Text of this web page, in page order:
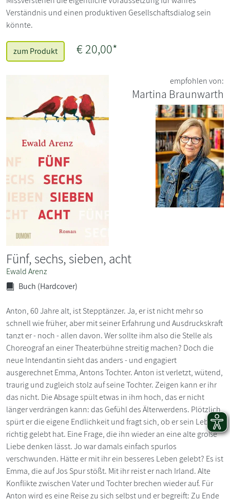
Verständnis und einen produktiven Gesellschaftsdialog sein
könnte.
zum Produkt € 20,00*
empfohlen von:
Martina Braunwarth
Fünf, sechs, sieben, acht
Ewald Arenz
Buch (Hardcover)
Anton, 60 Jahre alt, ist Stepptänzer. Ja, er ist nicht mehr so
schnell wie früher, aber mit seiner Erfahrung und Ausdruckskraft
tanzt er - noch - allen davon. Wer sollte ihm also die Stelle als
Choreograf an einer Theaterbühne streitig machen? Doch die
neue Intendantin sieht das anders - und engagiert
ausgerechnet Emma, Antons Tochter. Anton ist verletzt, wütend,
traurig und zugleich stolz auf seine Tochter. Zeigen kann er ihr
das nicht. Die Absage spült etwas in ihm hoch, das er nicht
länger verdrängen kann: das Gefühl des Älterwerdens. Plötzlich
spürt er die eigene Endlichkeit und fragt sich, ob er sein Leben
richtig gelebt hat. Eine Frage, die ihn wieder an eine alte große
Liebe denken lässt. Jo war damals einfach spurlos
verschwunden. Hätte er mit ihr ein besseres Leben gelebt? Es ist
Emma, die auf Jos Spur stößt. Mit ihr reist er nach Irland. Alte
Konflikte zwischen Vater und Tochter brechen wieder auf. Für
Anton wird es eine Reise zu sich selbst und er begreift: Zu Ende